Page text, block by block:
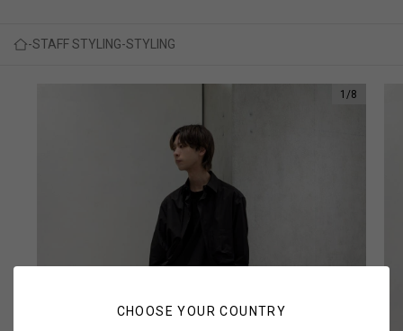
CHOOSE YOUR COUNTRY
STAFF STYLING STYLING
1 /8